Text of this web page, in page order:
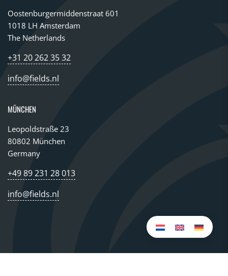
Oostenburgermiddenstraat 601
1018 LH Amsterdam
The Netherlands
+31 20 262 35 32
info@fields.nl
MÜNCHEN
Leopoldstraße 23
80802 München
Germany
+49 89 231 28 013
info@fields.nl
© 2026 All rights reserved FIELDS GROUP